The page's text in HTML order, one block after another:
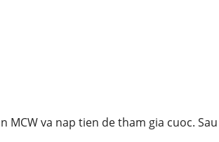
va nap tien de tham gia cuoc.